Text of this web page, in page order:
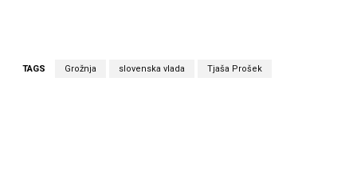
TAGS Grožnja slovenska vlada Tjaša Prošek